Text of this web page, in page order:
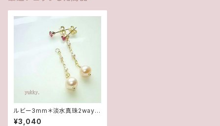
ルビー3mm＊淡水真珠2wayポ
ストピアス14kgf
¥3,040